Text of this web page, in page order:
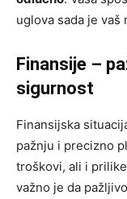
uglova sada je vaš
Finansije –
sigurnost
Finansijska
pažnju i precizno
troškovi, ali i
važno je da